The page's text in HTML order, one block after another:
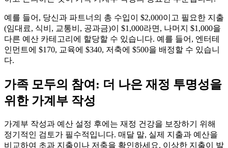
예를 들어, 당신과 파트너의 총 수입이 $2,000이고 필요한 지출
(임대료, 식비, 교통비, 공과금)이 $1,000라면, 나머지 $1,000을
다른 예산 카테고리에 할당할 수 있습니다. 예를 들어, 엔터테
인먼트에 $170, 교육에 $340, 저축에 $500을 배정할 수 있습니
다.
가족 모두의 참여: 더 나은 재정 투명성을
위한 가계부 작성
가계부 작성과 예산 설정 후에는 재정 건강을 보장하기 위해
정기적인 검토가 필수적입니다. 매달 말, 실제 지출과 예산을
비교하여 초과 지출이나 저축을 확인하세요. 이상한 지출이 발